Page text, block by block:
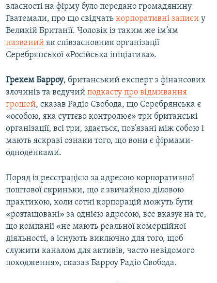
власності на фірму було передано громадянину
Гватемали, про що свідчать корпоративні записи у
Великій Британії. Чоловік із таким же ім’ям
названий як співзасновник організації
Серебрянської «Російська ініціатива».
Грехем Барроу, британський експерт з фінансових
злочинів та ведучий подкасту про відмивання
грошей, сказав Радіо Свобода, що Серебрянська є
«особою, яка суттєво контролює» три британські
організації, всі три, здається, пов’язані між собою і
мають яскраві ознаки того, що вони є фірмами-
одноденками.
Поряд із реєстрацією за адресою корпоративної
поштової скриньки, що є звичайною діловою
практикою, коли сотні корпорацій можуть бути
«розташовані» за однією адресою, все вказує на те,
що компанії «не мають реальної комерційної
діяльності, а існують виключно для того, щоб
служити каналом для активів, часто невідомого
походження», сказав Барроу Радіо Свобода.